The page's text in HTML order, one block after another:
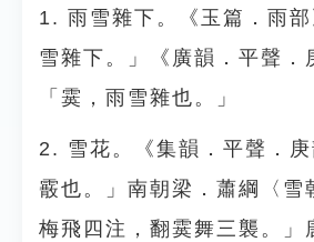
1. 雨雪雜下。《玉篇．雨
雪雜下。」《廣韻．平聲．
「霙，雨雪雜也。」
2. 雪花。《集韻．平聲．庚
霰也。」南朝梁．蕭綱〈雪
梅飛四注，翻霙舞三襲。」